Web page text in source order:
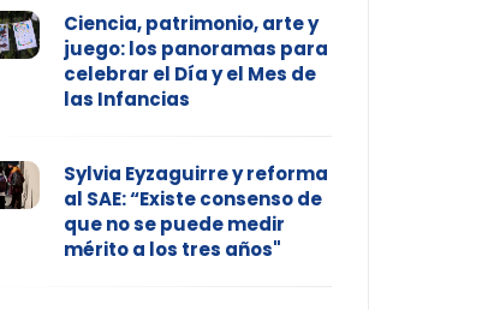
Ciencia, patrimonio, arte y
juego: los panoramas para
celebrar el Día y el Mes de
las Infancias
Sylvia Eyzaguirre y reforma
al SAE: “Existe consenso de
que no se puede medir
mérito a los tres años"